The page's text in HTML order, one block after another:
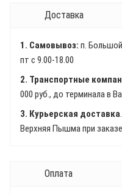
Доставка
1. Самовывоз: п.
пт с 9.00-18.00
2. Транспортные
000 руб., до терминала в
3. Курьерская доставка
Верхняя Пышма при
Оплата